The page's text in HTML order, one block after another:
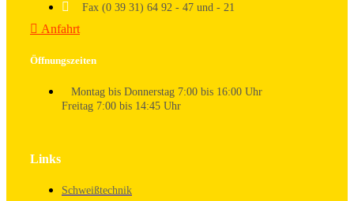
Fax (0 39 31) 64 92 - 47 und - 21
Anfahrt
Öffnungszeiten
Montag bis Donnerstag 7:00 bis 16:00 Uhr
Freitag 7:00 bis 14:45 Uhr
Links
Schweißtechnik